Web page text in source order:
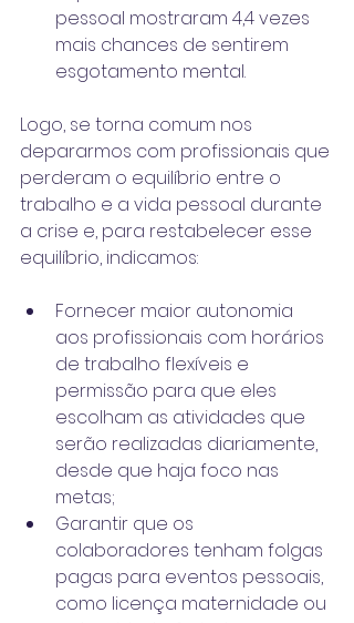
pessoal mostraram 4,4 vezes
mais chances de sentirem
esgotamento mental.
Logo, se torna comum nos
depararmos com profissionais que
perderam o equilíbrio entre o
trabalho e a vida pessoal durante
a crise e, para restabelecer esse
equilíbrio, indicamos:
Fornecer maior autonomia
aos profissionais com horários
de trabalho flexíveis e
permissão para que eles
escolham as atividades que
serão realizadas diariamente,
desde que haja foco nas
metas;
Garantir que os
colaboradores tenham folgas
pagas para eventos pessoais,
como licença maternidade ou